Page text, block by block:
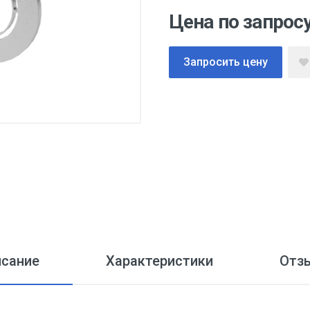
Цена по
Запросить цену
Характеристики